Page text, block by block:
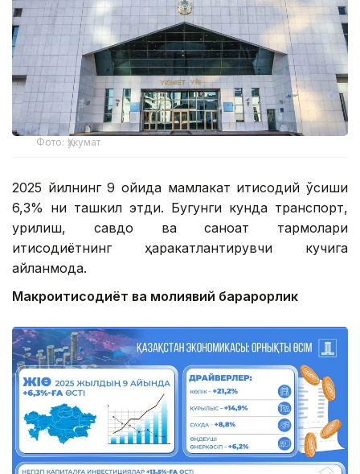
Фото: Ҳукумат
2025 йилнинг 9 ойида мамлакат иқтисодий ўсиши
6,3% ни ташкил этди. Бугунги кунда транспорт,
қурилиш, савдо ва саноат тармоқлари
иқтисодиётнинг ҳаракатлантирувчи кучига
айланмоқда.
Макроиқтисодиёт ва молиявий барқарорлик